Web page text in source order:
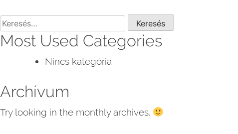
Keresés:
Most Used Categories
Nincs kategória
Archívum
Try looking in the monthly archives.